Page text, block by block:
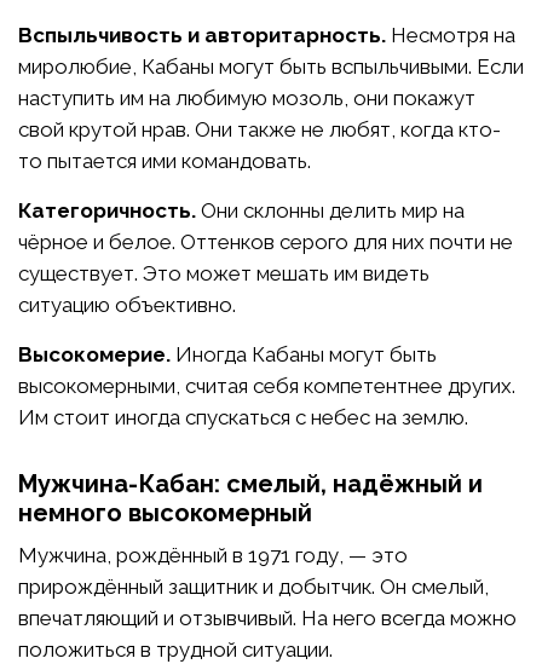
Вспыльчивость и авторитарность. Несмотря на
миролюбие, Кабаны могут быть вспыльчивыми. Если
наступить им на любимую мозоль, они покажут
свой крутой нрав. Они также не любят, когда кто-
то пытается ими командовать.
Категоричность. Они склонны делить мир на
чёрное и белое. Оттенков серого для них почти не
существует. Это может мешать им видеть
ситуацию объективно.
Высокомерие. Иногда Кабаны могут быть
высокомерными, считая себя компетентнее других.
Им стоит иногда спускаться с небес на землю.
Мужчина-Кабан: смелый, надёжный и
немного высокомерный
Мужчина, рождённый в 1971 году, — это
прирождённый защитник и добытчик. Он смелый,
впечатляющий и отзывчивый. На него всегда можно
положиться в трудной ситуации.